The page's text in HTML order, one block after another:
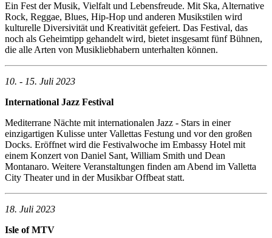
Ein Fest der Musik, Vielfalt und Lebensfreude. Mit Ska, Alternative
Rock, Reggae, Blues, Hip-Hop und anderen Musikstilen wird
kulturelle Diversivität und Kreativität gefeiert. Das Festival, das
noch als Geheimtipp gehandelt wird, bietet insgesamt fünf Bühnen,
die alle Arten von Musikliebhabern unterhalten können.
10. - 15. Juli 2023
International Jazz Festival
Mediterrane Nächte mit internationalen Jazz - Stars in einer
einzigartigen Kulisse unter Vallettas Festung und vor den großen
Docks. Eröffnet wird die Festivalwoche im Embassy Hotel mit
einem Konzert von Daniel Sant, William Smith und Dean
Montanaro. Weitere Veranstaltungen finden am Abend im Valletta
City Theater und in der Musikbar Offbeat statt.
18. Juli 2023
Isle of MTV